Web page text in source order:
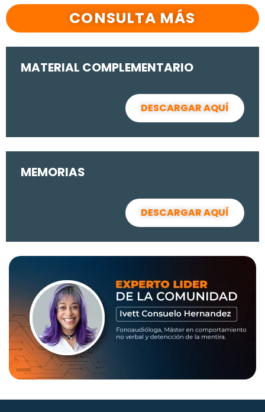
CONSULTA MÁS
MATERIAL COMPLEMENTARIO
DESCARGAR AQUÍ
MEMORIAS
DESCARGAR AQUÍ